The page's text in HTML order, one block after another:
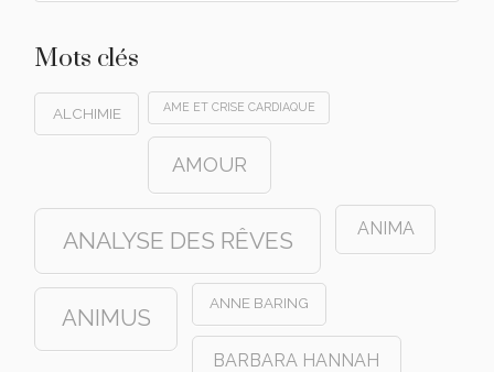
Mots clés
ALCHIMIE AME ET CRISE CARDIAQUE
AMOUR
ANALYSE DES RÊVES ANIMA
ANIMUS
ANNE BARING
BARBARA HANNAH